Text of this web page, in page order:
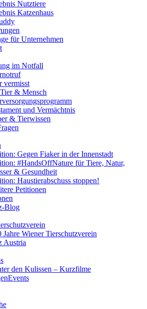
Nutztiere
Katzenhaus
für Unternehmen
im Notfall
vermisst
& Mensch
und Vermächtnis
& Tierwissen
Gegen Fiaker in der Innenstadt
#HandsOffNature für Tiere, Natur,
& Gesundheit
Haustierabschuss stoppen!
Petitionen
Blog
Jahre Wiener Tierschutzverein
Austria
den Kulissen – Kurzfilme
Events